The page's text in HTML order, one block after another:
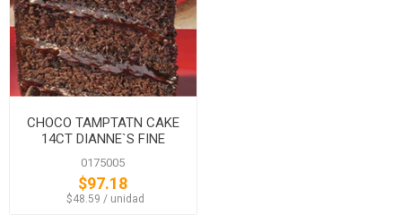
CHOCO TAMPTATN CAKE
14CT DIANNE`S FINE
DESSERTS
0175005
$97.18
‏‏‎ ‎‏‏‎ ‎$48.59 / unidad